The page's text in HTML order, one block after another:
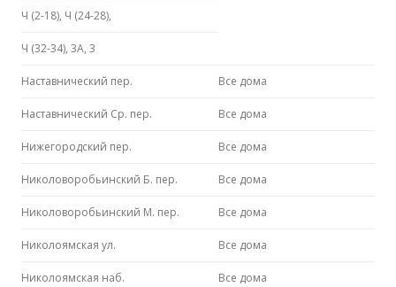
Ч (2-18), Ч (24-28),
Ч (32-34), 3А, 3
Наставнический пер. Все дома
Наставнический Ср. пер. Все дома
Нижегородский пер. Все дома
Николоворобьинский Б. пер. Все дома
Николоворобьинский М. пер. Все дома
Николоямская ул. Все дома
Николоямская наб. Все дома